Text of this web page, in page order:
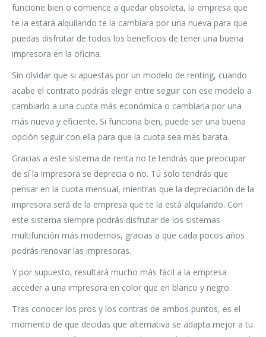
funcione bien o comience a quedar obsoleta, la empresa que
te la estará alquilando te la cambiara por una nueva para que
puedas disfrutar de todos los beneficios de tener una buena
impresora en la oficina.
Sin olvidar que si apuestas por un modelo de renting, cuando
acabe el contrato podrás elegir entre seguir con ese modelo a
cambiarlo a una cuota más económica o cambiarla por una
más nueva y eficiente. Si funciona bien, puede ser una buena
opción seguir con ella para que la cuota sea más barata.
Gracias a este sistema de renta no te tendrás que preocupar
de sí la impresora se deprecia o no. Tú solo tendrás que
pensar en la cuota mensual, mientras que la depreciación de la
impresora será de la empresa que te la está alquilando. Con
este sistema siempre podrás disfrutar de los sistemas
multifunción más modernos, gracias a que cada pocos años
podrás renovar las impresoras.
Y por supuesto, resultará mucho más fácil a la empresa
acceder a una impresora en color que en blanco y negro.
Tras conocer los pros y los contras de ambos puntos, es el
momento de que decidas que alternativa se adapta mejor a tu